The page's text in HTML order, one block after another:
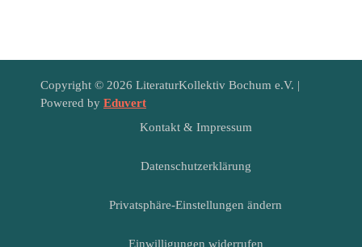
Copyright © 2026 LiteraturKollektiv Bochum e.V. |
Powered by Eduvert
Kontakt & Impressum
Datenschutzerklärung
Privatsphäre-Einstellungen ändern
Einwilligungen widerrufen